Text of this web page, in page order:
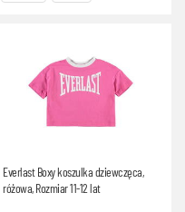
Everlast Boxy koszulka dziewczęca,
różowa, Rozmiar 11-12 lat